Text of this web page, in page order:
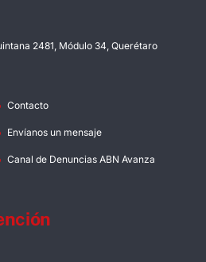
2481, Módulo 34, Querétaro
Contacto
Envíanos un mensaje
Canal de Denuncias ABN Avanza